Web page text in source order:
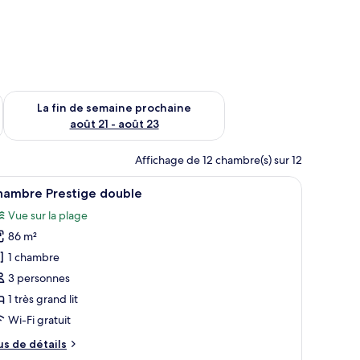
août 14 - août 16
La fin de semaine prochaine
août 21 - août 23
Vérifier la disponibilité pour la fin de semaine prochaine août
Affichage de 12 chambre(s) sur 12
d’une eau turquoise et cristalline.
une table de chevet et une vue sur une terrasse avec une table et des
:
Un espace aménagé au bord de la piscine,
9 Prestige double
Vue sur la plage
86 m²
1 chambre
3 personnes
1 très grand lit
Wi-Fi gratuit
de détails